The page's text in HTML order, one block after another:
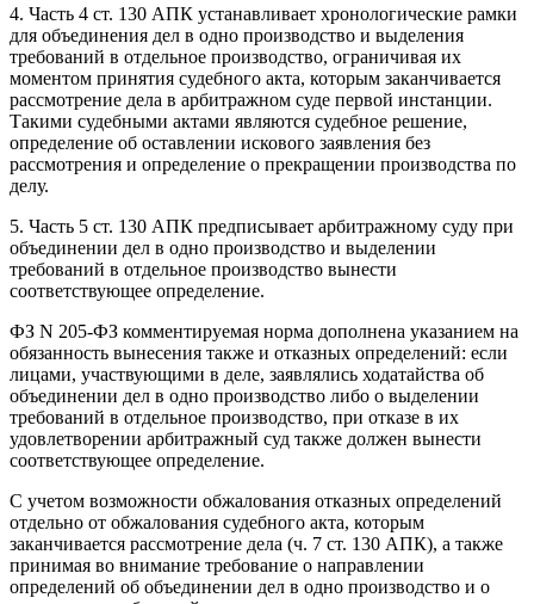
4. Часть 4 ст. 130 АПК устанавливает хронологические рамки
для объединения дел в одно производство и выделения
требований в отдельное производство, ограничивая их
моментом принятия судебного акта, которым заканчивается
рассмотрение дела в арбитражном суде первой инстанции.
Такими судебными актами являются судебное решение,
определение об оставлении искового заявления без
рассмотрения и определение о прекращении производства по
делу.
5. Часть 5 ст. 130 АПК предписывает арбитражному суду при
объединении дел в одно производство и выделении
требований в отдельное производство вынести
соответствующее определение.
ФЗ N 205-ФЗ комментируемая норма дополнена указанием на
обязанность вынесения также и отказных определений: если
лицами, участвующими в деле, заявлялись ходатайства об
объединении дел в одно производство либо о выделении
требований в отдельное производство, при отказе в их
удовлетворении арбитражный суд также должен вынести
соответствующее определение.
С учетом возможности обжалования отказных определений
отдельно от обжалования судебного акта, которым
заканчивается рассмотрение дела (ч. 7 ст. 130 АПК), а также
принимая во внимание требование о направлении
определений об объединении дел в одно производство и о